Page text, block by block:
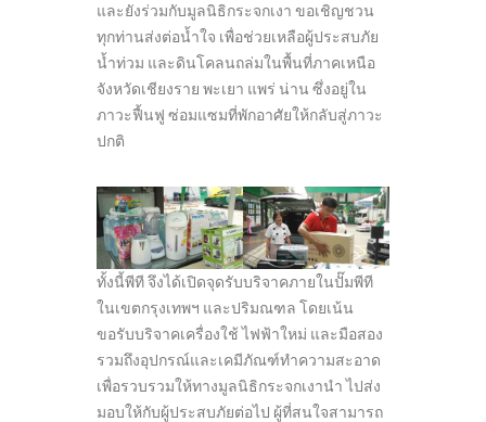
และยังร่วมกับมูลนิธิกระจกเงา ขอเชิญชวน
ทุกท่านส่งต่อน้ำใจ เพื่อช่วยเหลือผู้ประสบภัย
น้ำท่วม และดินโคลนถล่มในพื้นที่ภาคเหนือ
จังหวัดเชียงราย พะเยา แพร่ น่าน ซึ่งอยู่ใน
ภาวะฟื้นฟู ซ่อมแซมที่พักอาศัยให้กลับสู่ภาวะ
ปกติ
ทั้งนี้พีที จึงได้เปิดจุดรับบริจาคภายในปั๊มพีที
ในเขตกรุงเทพฯ และปริมณฑล โดยเน้น
ขอรับบริจาคเครื่องใช้ ไฟฟ้าใหม่ และมือสอง
รวมถึงอุปกรณ์และเคมีภัณฑ์ทำความสะอาด
เพื่อรวบรวมให้ทางมูลนิธิกระจกเงานำ ไปส่ง
มอบให้กับผู้ประสบภัยต่อไป ผู้ที่สนใจสามารถ